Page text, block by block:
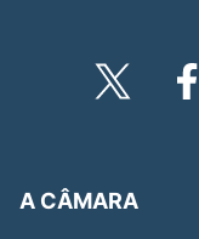
A CÂMARA